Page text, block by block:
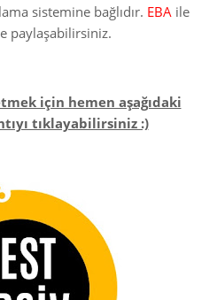
sistemine bağlıdır. EBA ile
paylaşabilirsiniz.
için hemen aşağıdaki
tıklayabilirsiniz :)